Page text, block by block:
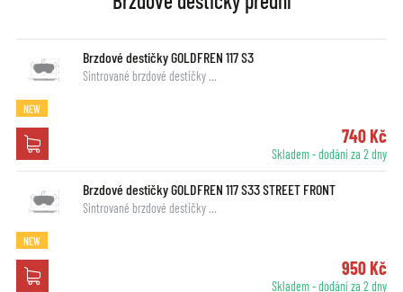
Brzdové destičky GOLDFREN 117 S3
Sintrované brzdové destičky …
NEW
740 Kč
Skladem - dodání za 2 dny
Brzdové destičky GOLDFREN 117 S33 STREET FRONT
Sintrované brzdové destičky …
NEW
950 Kč
Skladem - dodání za 2 dny